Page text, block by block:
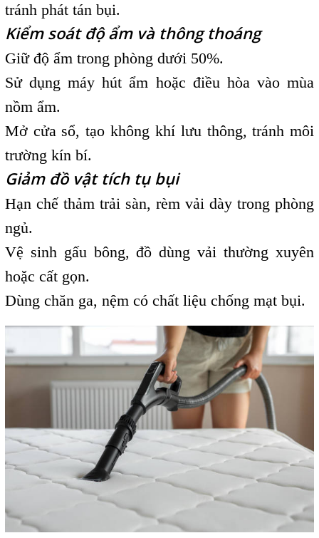
tránh phát tán bụi.
Kiểm soát độ ẩm và thông thoáng
Giữ độ ẩm trong phòng dưới 50%.
Sử dụng máy hút ẩm hoặc điều hòa vào mùa
nồm ẩm.
Mở cửa sổ, tạo không khí lưu thông, tránh môi
trường kín bí.
Giảm đồ vật tích tụ bụi
Hạn chế thảm trải sàn, rèm vải dày trong phòng
ngủ.
Vệ sinh gấu bông, đồ dùng vải thường xuyên
hoặc cất gọn.
Dùng chăn ga, nệm có chất liệu chống mạt bụi.